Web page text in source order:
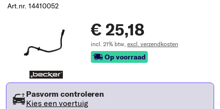
Art.nr. 14410052
€ 25,18
incl. 21% btw, excl. verzendkosten
Op voorraad
Pasvorm controleren
Kies een voertuig